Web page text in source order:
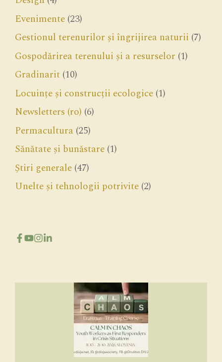
Evenimente (23)
Gestionul terenurilor și îngrijirea naturii (7)
Gospodărirea terenului și a resurselor (1)
Gradinarit (10)
Locuințe și construcții ecologice (1)
Newsletters (ro) (6)
Permacultura (25)
Sănătate și bunăstare (1)
Știri generale (47)
Unelte și tehnologii potrivite (2)